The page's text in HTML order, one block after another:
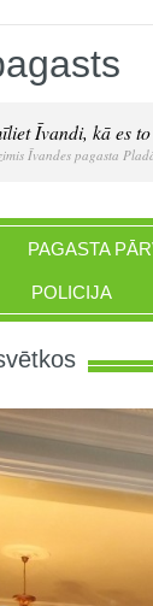
Īvandi, kā es
Īvandes pagasta
PAGASTA
POLICIJA